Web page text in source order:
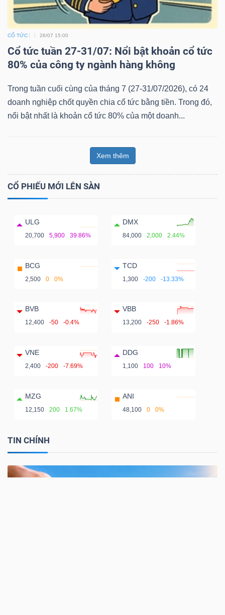
CỔ TỨC 26/07 15:00
Cổ tức tuần 27-31/07: Nổi bật khoản cổ tức
80% của công ty ngành hàng không
Trong tuần cuối cùng của tháng 7 (27-31/07/2026), có 24
doanh nghiệp chốt quyền chia cổ tức bằng tiền. Trong đó,
nổi bật nhất là khoản cổ tức 80% của một doanh...
Xem thêm
CỔ PHIẾU MỚI LÊN SÀN
ULG
20,700 5,900 39.86%
DMX
84,000 2,000 2.44%
BCG
2,500 0 0%
TCD
1,300 -200 -13.33%
BVB
12,400 -50 -0.4%
VBB
13,200 -250 -1.86%
VNE
2,400 -200 -7.69%
DDG
1,100 100 10%
MZG
12,150 200 1.67%
ANI
48,100 0 0%
TIN CHÍNH